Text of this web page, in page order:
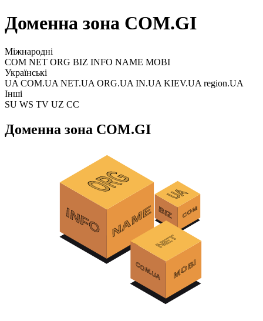
Доменна зона COM.GI
Міжнародні
COM NET ORG BIZ INFO NAME MOBI
Українські
UA COM.UA NET.UA ORG.UA IN.UA KIEV.UA region.UA
Інші
SU WS TV UZ CC
Доменна зона COM.GI